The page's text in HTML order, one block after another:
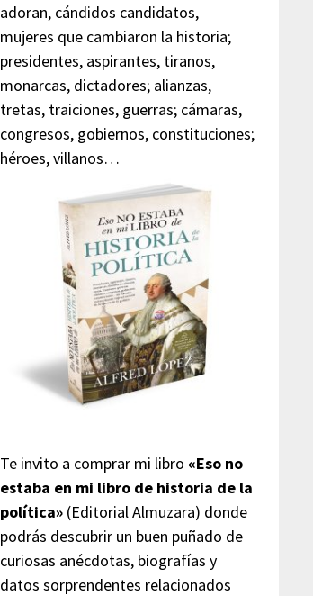
adoran, cándidos candidatos,
mujeres que cambiaron la historia;
presidentes, aspirantes, tiranos,
monarcas, dictadores; alianzas,
tretas, traiciones, guerras; cámaras,
congresos, gobiernos, constituciones;
héroes, villanos…
Te invito a comprar mi libro «Eso no
estaba en mi libro de historia de la
política»(Editorial Almuzara) donde
podrás descubrir un buen puñado de
curiosas anécdotas, biografías y
datos sorprendentes relacionados